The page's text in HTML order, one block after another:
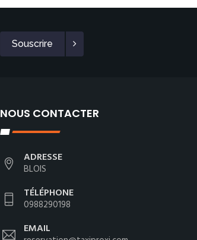
Souscrire
NOUS CONTACTER
ADRESSE
BLOIS
TÉLÉPHONE
0988290198
EMAIL